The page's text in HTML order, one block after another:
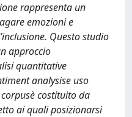
rappresenta un
emozioni e
Questo studio
approccio
quantitative
analysise uso
costituito da
ai quali posizionarsi